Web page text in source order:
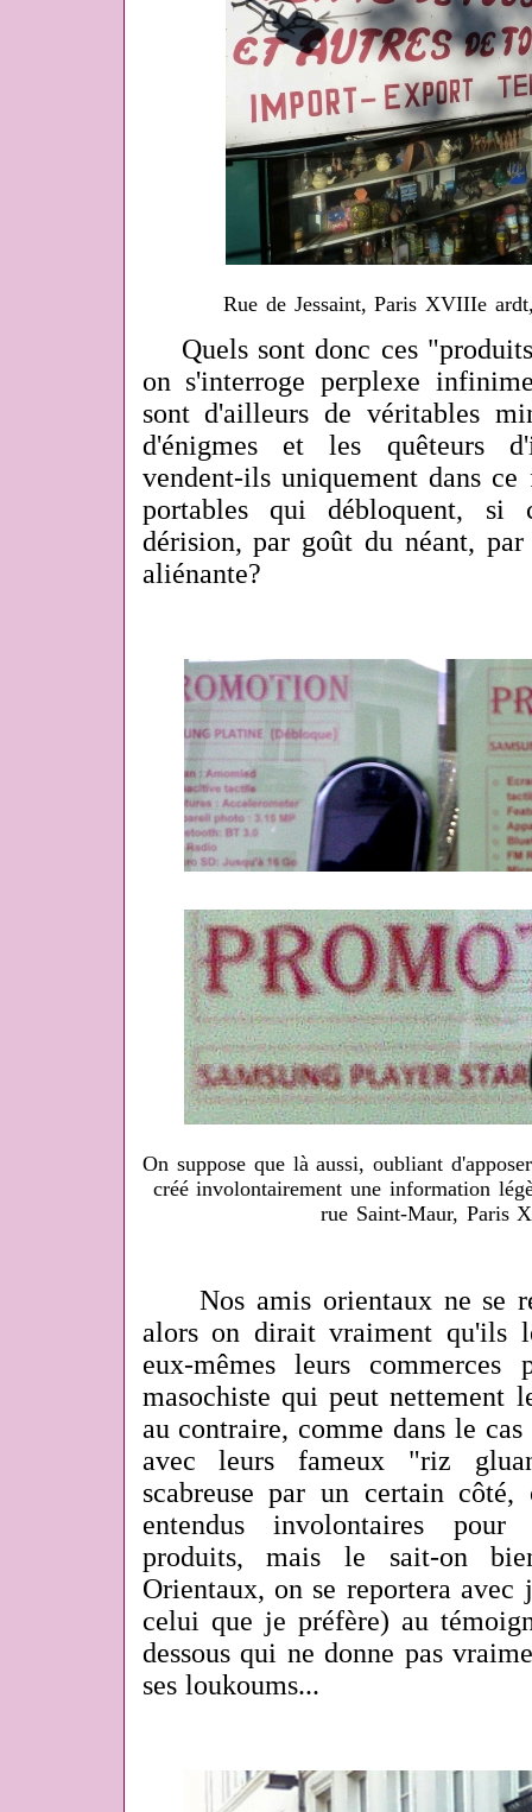
Rue de Jessaint, Paris XVIIIe
Quels sont donc ces
on s'interroge perplexe
sont d'ailleurs de véritables
d'énigmes et les quêteurs
vendent-ils uniquement dans
portables qui débloquent,
dérision, par goût du néant,
aliénante?
On suppose que là aussi, oubliant
créé involontairement une information
rue Saint-Maur, Paris
Nos amis orientaux ne se
alors on dirait vraiment qu'ils
eux-mêmes leurs commerces
masochiste qui peut nettement
au contraire, comme dans le
avec leurs fameux "riz
scabreusepar un certain côté,
entendus involontaires
produits, mais le sait-on
Orientaux, on se reportera
celui que je préfère) au
dessous qui ne donne pas
ses loukoums...